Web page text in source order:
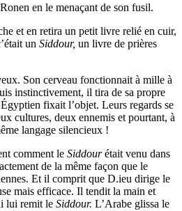
en le menaçant de son fusil.
et en retira un petit livre relié en cuir,
un Siddour, un livre de prières
Son cerveau fonctionnait à mille à
instinctivement, il tira de sa propre
fixait l’objet. Leurs regards se
cultures, deux ennemis et pourtant, à
langage silencieux !
comment le Siddourétait venu dans
de la même façon que le
Et il comprit que D.ieu dirige le
mais efficace. Il tendit la main et
lui remit le Siddour. L’Arabe glissa le